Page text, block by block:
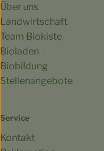
Über uns
Landwirtschaft
Team Biokiste
Bioladen
Biobildung
Stellenangebote
Service
Kontakt